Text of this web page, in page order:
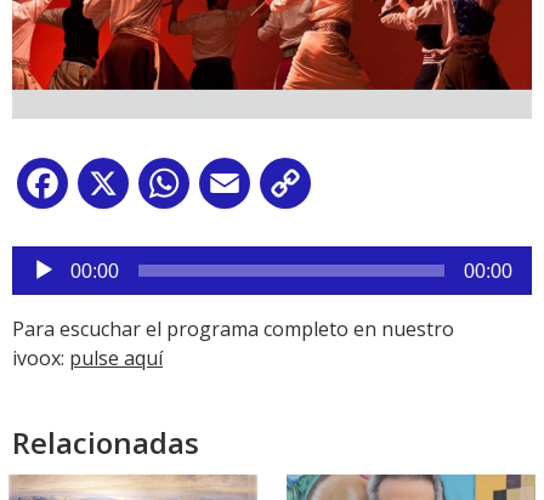
Facebook
X WhatsApp
Email
Reproductor
audio
00:00 00:00
Para escuchar el programa completo en nuestro
ivoox: pulse aquí
Relacionadas